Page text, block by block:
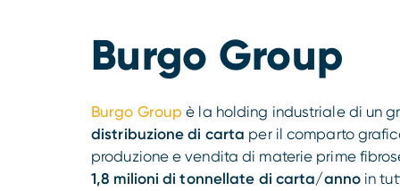
Burgo Group
Burgo Group è la holding industriale di un
distribuzione di carta per il comparto
produzione e vendita di materie prime
1,8 milioni di tonnellate di carta/annoin